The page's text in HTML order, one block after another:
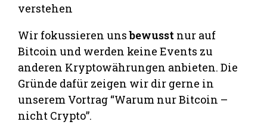
verstehen
Wir fokussieren unsbewusst nur auf
Bitcoin und werden keine Events zu
anderen Kryptowährungen anbieten. Die
Gründe dafür zeigen wir dir gerne in
unserem Vortrag “Warum nur Bitcoin –
nicht Crypto”.